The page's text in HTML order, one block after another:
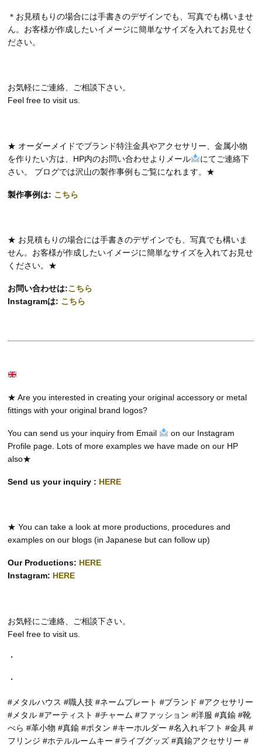
＊お見積もりの場合には手書きのデザインでも、写真でも構いませ
ん。お客様が作成したいイメージに簡単なサイズを入れてお見せく
ださい。
お気軽にご連絡、ご相談下さい。
Feel free to visit us.
★ オーダーメイドでブランド特注金具やアクセサリー、金属小物
を作りたい方は、HP内のお問い合わせよりメール
にてご連絡下
さい。 ブログでは沢山の製作事例もご覧になれます。★
製作事例は: こちら
★ お見積もりの場合には手書きのデザインでも、写真でも構いま
せん。お客様が作成したいイメージに簡単なサイズを入れてお見せ
ください。★
お問い合わせは:こちら
Instagramは: こちら
★ Are you interested in creating your original accessory or metal
fittings with your original brand logos?
You can send us your inquiry from Email
on our Instagram
Profile page. Lots of more examples we have made on our HP
also★
Send us your inquiry : HERE
★ You can take a look at more productions, procedures and
examples on our blogs (in Japanese but can follow up)
Our Productions: HERE
Instagram: HERE
お気軽にご連絡、ご相談下さい。
Feel free to visit us.
・
・
#メタルハウス #職人技 #ネームプレート #ブランド #アクセサリー
#メタル #アーティスト #チャーム #ファッション #洋服 #真鍮 #靴
べら #革小物 #真鍮 #ボタン #キーホルダー #名入れギフト #金具 #
フリンジ #ホテルルームキー #ライブグッズ #真鍮アクセサリー #